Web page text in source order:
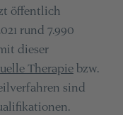
öffentlich
rund 7.990
dieser
Therapiebzw.
sind